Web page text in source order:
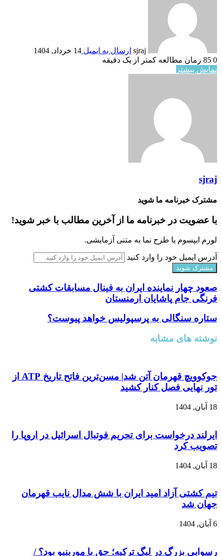
sjraj ارسال به ایمیل 14 خرداد, 1404
0
زمان مطالعه کمتر از یک دقیقه
نمایش بیشتر
sjraj
مشترک خبرنامه ما شوید
با عضویت در خبرنامه ما از آخرین مطالب با خبر شوید!
لورم ایپسوم یا طرح‌ نما به متنی آزمایشی.
آدرس ایمیل خود را وارد کنید
صعود چهار نماینده ایران به فینال مسابقات کشتی
فرنگی جام پاشایان ارمنستان
ستاره سنگالی به پرسپولیس خواهد پیوست؟
نوشته های مشابه
جوکوویچ قهرمان آتن شد| مسن‌ترین فاتح تاریخ ATP از
تور نهایی فصل کنار کشید
18 آبان, 1404
ایرلند درخواست برای تحریم فوتبال اسرائیل در اروپا را
تصویب کرد
18 آبان, 1404
تیم کشتی آزاد امید ایران با شش مدال نایب قهرمان
جهان شد
6 آبان, 1404
رسوایی بزرگ در لیگ ترکیه؛ حق با مورینیو بود؟ /